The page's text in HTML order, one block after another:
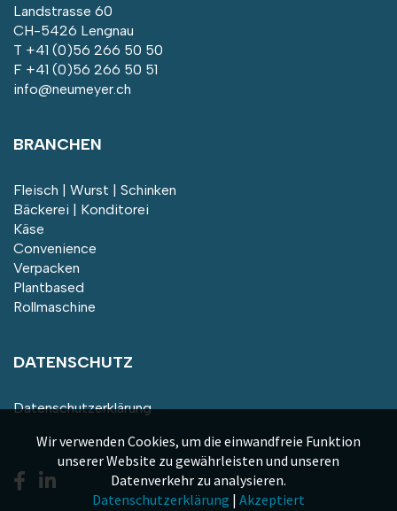
Landstrasse 60
CH-5426 Lengnau
T +41 (0)56 266 50 50
F +41 (0)56 266 50 51
info@neumeyer.ch
BRANCHEN
Fleisch | Wurst | Schinken
Bäckerei | Konditorei
Käse
Convenience
Verpacken
Plantbased
Rollmaschine
DATENSCHUTZ
Datenschutzerklärung
Wir verwenden Cookies, um die einwandfreie Funktion
unserer Website zu gewährleisten und unseren
Datenverkehr zu analysieren.
Datenschutzerklärung | Akzeptiert